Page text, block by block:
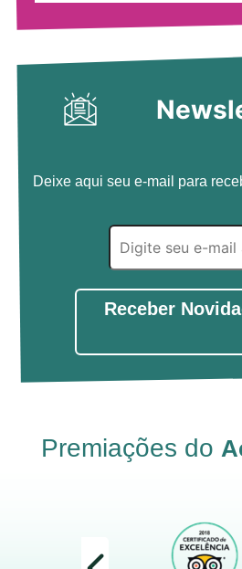
Deixe aqui seu e-mail para
Receber
Premiações do